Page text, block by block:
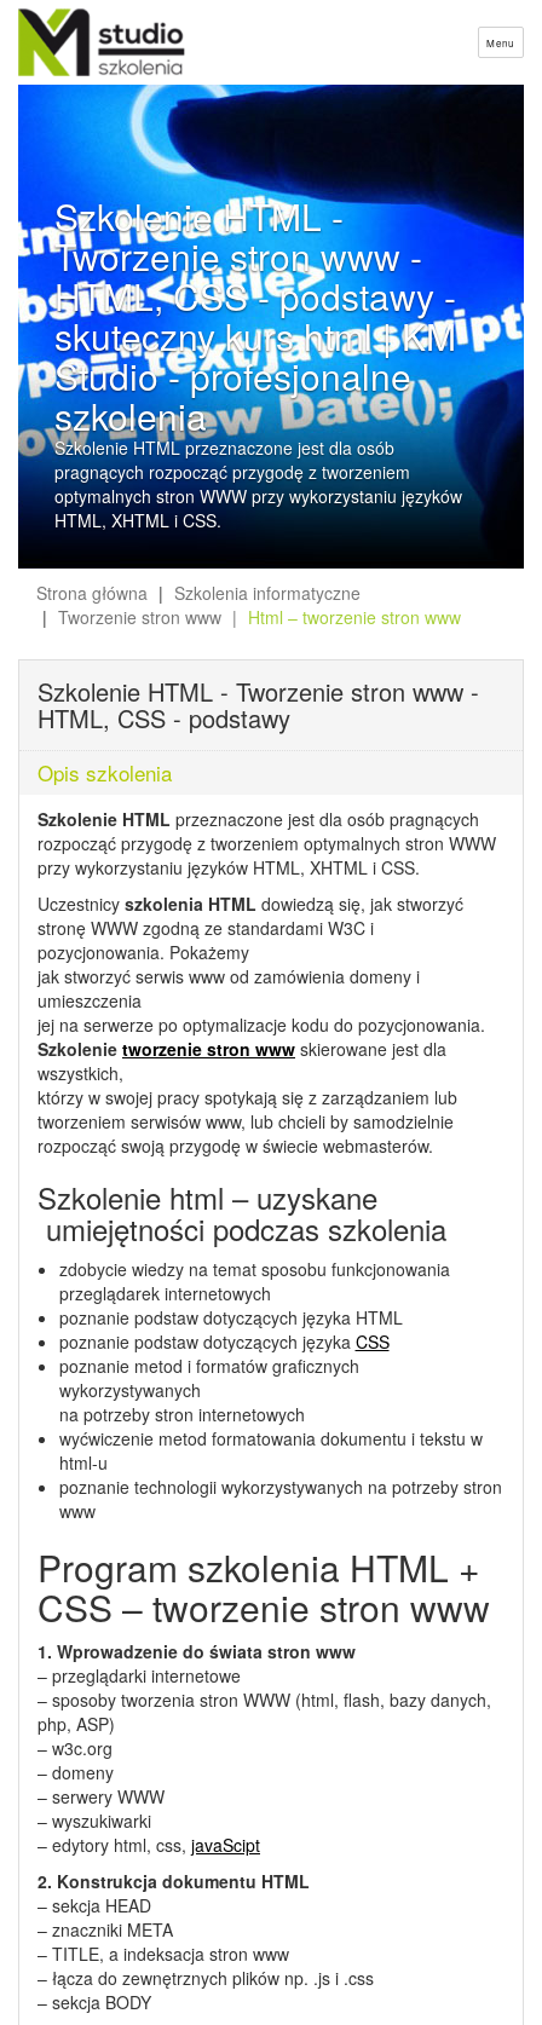
Menu
Szkolenie HTML -
Tworzenie stron www -
HTML, CSS - podstawy -
skuteczny kurs html | KM
Studio - profesjonalne
szkolenia
Szkolenie HTML przeznaczone jest dla osób
pragnących rozpocząć przygodę z tworzeniem
optymalnych stron WWW przy wykorzystaniu języków
HTML, XHTML i CSS.
Strona główna
Szkolenia informatyczne
Tworzenie stron www
Html – tworzenie stron www
Szkolenie HTML - Tworzenie stron www -
HTML, CSS - podstawy
Opis szkolenia
Szkolenie HTML przeznaczone jest dla osób pragnących
rozpocząć przygodę z tworzeniem optymalnych stron WWW
przy wykorzystaniu języków HTML, XHTML i CSS.
Uczestnicy szkolenia HTML dowiedzą się, jak stworzyć
stronę WWW zgodną ze standardami W3C i
pozycjonowania. Pokażemy
jak stworzyć serwis www od zamówienia domeny i
umieszczenia
jej na serwerze po optymalizacje kodu do pozycjonowania.
Szkolenie tworzenie stron www skierowane jest dla
wszystkich,
którzy w swojej pracy spotykają się z zarządzaniem lub
tworzeniem serwisów www, lub chcieli by samodzielnie
rozpocząć swoją przygodę w świecie webmasterów.
Szkolenie html – uzyskane
umiejętności podczas szkolenia
zdobycie wiedzy na temat sposobu funkcjonowania
przeglądarek internetowych
poznanie podstaw dotyczących języka HTML
poznanie podstaw dotyczących języka CSS
poznanie metod i formatów graficznych
wykorzystywanych
na potrzeby stron internetowych
wyćwiczenie metod formatowania dokumentu i tekstu w
html-u
poznanie technologii wykorzystywanych na potrzeby stron
www
Program szkolenia HTML +
CSS – tworzenie stron www
1. Wprowadzenie do świata stron www
– przeglądarki internetowe
– sposoby tworzenia stron WWW (html, flash, bazy danych,
php, ASP)
– w3c.org
– domeny
– serwery WWW
– wyszukiwarki
– edytory html, css, javaScipt
2. Konstrukcja dokumentu HTML
– sekcja HEAD
– znaczniki META
– TITLE, a indeksacja stron www
– łącza do zewnętrznych plików np. .js i .css
– sekcja BODY